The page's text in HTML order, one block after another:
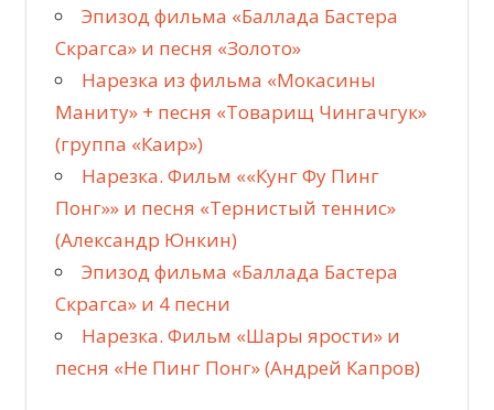
Эпизод фильма «Баллада Бастера
Скрагса» и песня «Золото»
Нарезка из фильма «Мокасины
Маниту» + песня «Товарищ Чингачгук»
(группа «Каир»)
Нарезка. Фильм ««Кунг Фу Пинг
Понг»» и песня «Тернистый теннис»
(Александр Юнкин)
Эпизод фильма «Баллада Бастера
Скрагса» и 4 песни
Нарезка. Фильм «Шары ярости» и
песня «Не Пинг Понг» (Андрей Капров)